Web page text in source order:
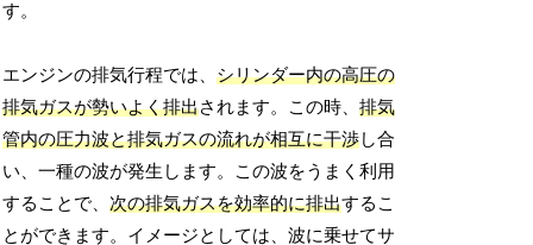
す。
エンジンの排気行程では、シリンダー内の高圧の
排気ガスが勢いよく排出されます。この時、排気
管内の圧力波と排気ガスの流れが相互に干渉し合
い、一種の波が発生します。この波をうまく利用
することで、次の排気ガスを効率的に排出するこ
とができます。イメージとしては、波に乗せてサ